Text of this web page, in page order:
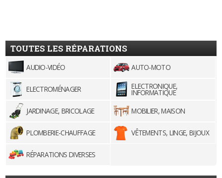
TOUTES LES RÉPARATIONS
AUDIO-VIDÉO AUTO-MOTO
ELECTROMÉNAGER ELECTRONIQUE,
INFORMATIQUE
JARDINAGE, BRICOLAGE
MOBILIER, MAISON
PLOMBERIE-CHAUFFAGE VÊTEMENTS, LINGE, BIJOUX
RÉPARATIONS DIVERSES